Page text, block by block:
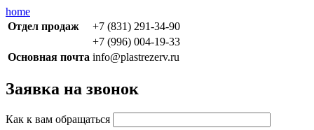
home
Отдел продаж
+7 (831) 291-34-90
+7 (996) 004-19-33
Основная почта info@plastrezerv.ru
Заявка на звонок
Как к вам обращаться